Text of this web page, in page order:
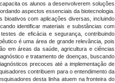
os alunos a desenvolverem soluções
aspectos essenciais da biotecnologia.
bioativos com aplicações diversas, incluindo
identificar materiais e substâncias com
de eficácia e segurança, contribuindo
é uma área de grande relevância, pois
em áreas da saúde, agricultura e ciências
e tratamento de doenças, buscando
precoces até a implementação de
contribuem para o entendimento da
desta linha atuem na fronteira do